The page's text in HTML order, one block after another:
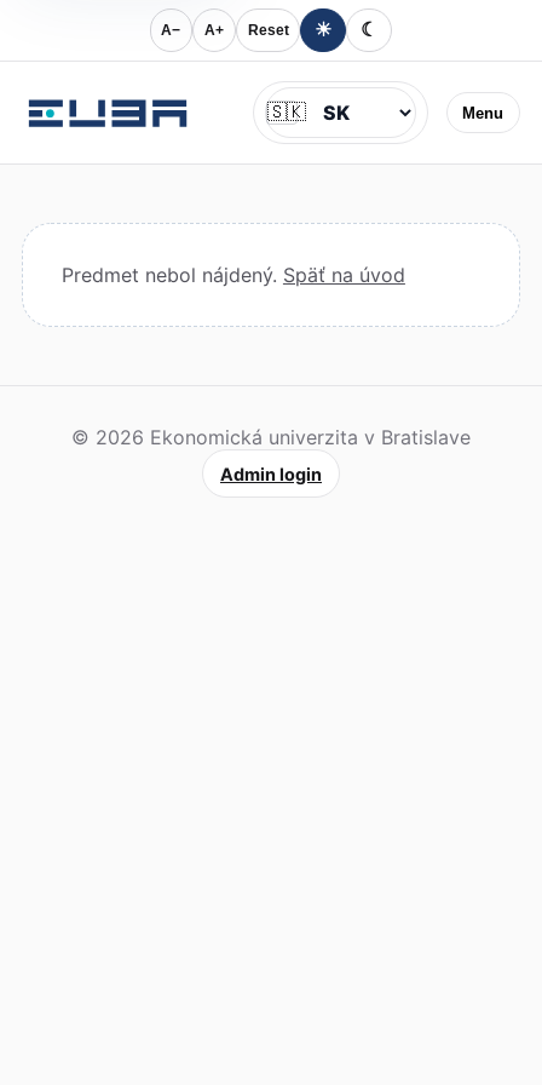
A− A+ Reset ☀ ☾
Menu
Jazyk
🇸🇰
Predmet nebol nájdený. Späť na úvod
© 2026 Ekonomická univerzita v Bratislave
Admin login